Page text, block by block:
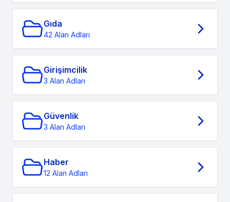
Gıda
42 Alan Adları
Girişimcilik
3 Alan Adları
Güvenlik
3 Alan Adları
Haber
12 Alan Adları